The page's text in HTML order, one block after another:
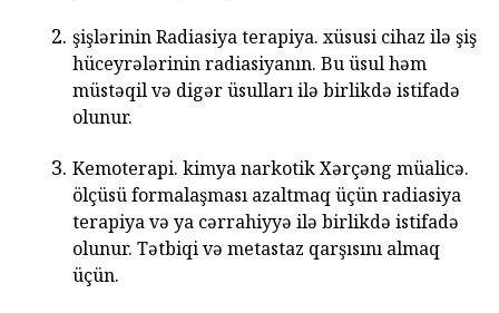
şişlərinin Radiasiya terapiya. xüsusi cihaz ilə şiş
hüceyrələrinin radiasiyanın. Bu üsul həm
müstəqil və digər üsulları ilə birlikdə istifadə
olunur.
Kemoterapi. kimya narkotik Xərçəng müalicə.
ölçüsü formalaşması azaltmaq üçün radiasiya
terapiya və ya cərrahiyyə ilə birlikdə istifadə
olunur. Tətbiqi və metastaz qarşısını almaq
üçün.